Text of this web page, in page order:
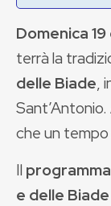
Domenica
terrà la
delle Biade,
che un
Il
e delle Biade